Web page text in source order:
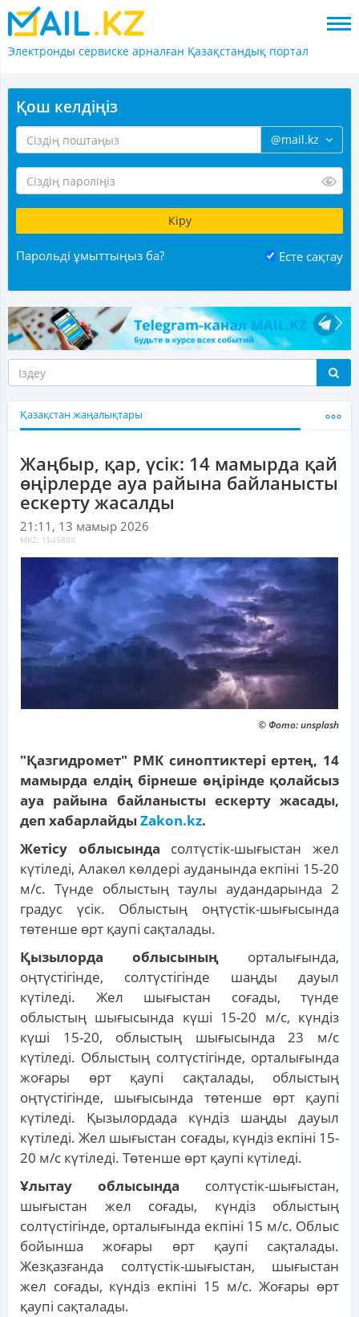
Электронды сервиске арналған Қазақстандық портал
Қош келдіңіз
@mail.kz
Парольді ұмыттыңыз ба? Есте сақтау
Қазақстан жаңалықтары
Жаңбыр, қар, үсік: 14 мамырда қай
өңірлерде ауа райына байланысты
ескерту жасалды
21:11, 13 мамыр 2026
MKZ: 1545808
© Фото: unsplash
"Қазгидромет" РМК синоптиктері ертең, 14
мамырда елдің бірнеше өңірінде қолайсыз
ауа райына байланысты ескерту жасады,
деп хабарлайдыZakon.kz.
Жетісу облысында солтүстік-шығыстан жел
күтіледі, Алакөл көлдері ауданында екпіні 15-20
м/с. Түнде облыстың таулы аудандарында 2
градус үсік. Облыстың оңтүстік-шығысында
төтенше өрт қаупі сақталады.
Қызылорда облысының орталығында,
оңтүстігінде, солтүстігінде шаңды дауыл
күтіледі. Жел шығыстан соғады, түнде
облыстың шығысында күші 15-20 м/с, күндіз
күші 15-20, облыстың шығысында 23 м/с
күтіледі. Облыстың солтүстігінде, орталығында
жоғары өрт қаупі сақталады, облыстың
оңтүстігінде, шығысында төтенше өрт қаупі
күтіледі. Қызылордада күндіз шаңды дауыл
күтіледі. Жел шығыстан соғады, күндіз екпіні 15-
20 м/с күтіледі. Төтенше өрт қаупі күтіледі.
Ұлытау облысында солтүстік-шығыстан,
шығыстан жел соғады, күндіз облыстың
солтүстігінде, орталығында екпіні 15 м/с. Облыс
бойынша жоғары өрт қаупі сақталады.
Жезқазғанда солтүстік-шығыстан, шығыстан
жел соғады, күндіз екпіні 15 м/с. Жоғары өрт
қаупі сақталады.